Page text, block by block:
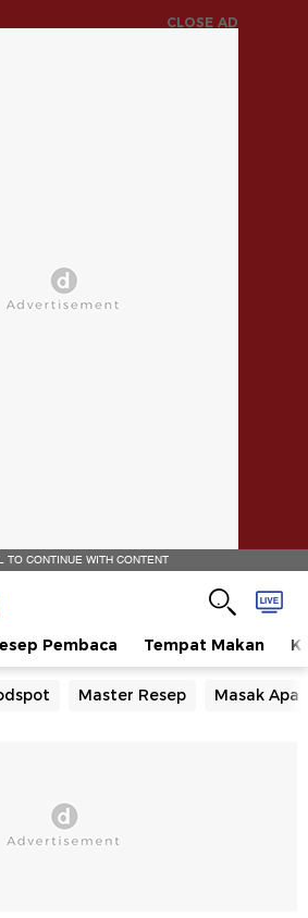
CLOSE AD
TO CONTINUE WITH CONTENT
Pembaca Tempat Makan
Master Resep Masak Apa